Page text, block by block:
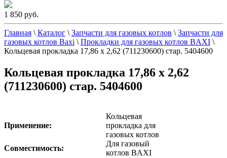
1 850 руб.
Главная \ Каталог \ Запчасти для газовых котлов \ Запчасти для
газовых котлов Baxi \ Прокладки для газовых котлов BAXI \
Кольцевая прокладка 17,86 х 2,62 (711230600) стар. 5404600
Кольцевая прокладка 17,86 х 2,62
(711230600) стар. 5404600
Применение:
Кольцевая
прокладка для
газовых котлов
Совместимость:
Для газовый
котлов BAXI